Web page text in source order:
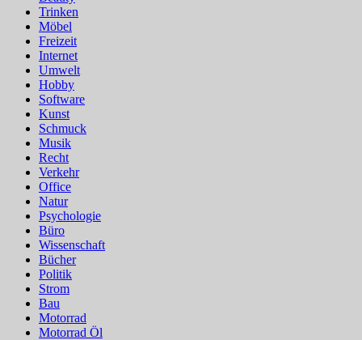
Trinken
Möbel
Freizeit
Internet
Umwelt
Hobby
Software
Kunst
Schmuck
Musik
Recht
Verkehr
Office
Natur
Psychologie
Büro
Wissenschaft
Bücher
Politik
Strom
Bau
Motorrad
Motorrad Öl